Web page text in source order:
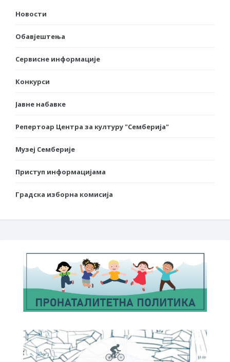
Новости
Обавјештења
Сервисне информације
Конкурси
Јавне набавке
Репертоар Центра за културу "Семберија"
Музеј Семберије
Приступ информацијама
Градска изборна комисија